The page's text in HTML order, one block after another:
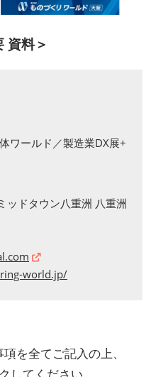
資料＞
ワールド／製造業DX展+
ッドタウン八重洲 八重洲
world.jp/
を全てご記入の上、